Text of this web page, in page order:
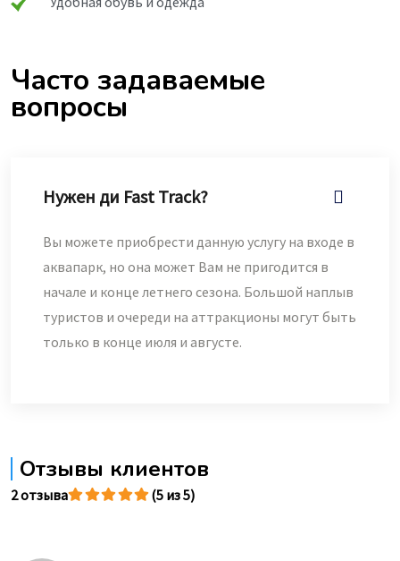
Часто задаваемые
вопросы
Нужен ди Fast Track?
Вы можете приобрести данную услугу на входе в
аквапарк, но она может Вам не пригодится в
начале и конце летнего сезона. Большой наплыв
туристов и очереди на аттракционы могут быть
только в конце июля и августе.
Отзывы клиентов
2 отзыва (5 из 5)